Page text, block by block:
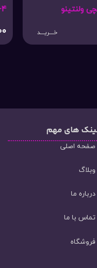
خـــریـــد
های مهم
صفحه اصلی
وبلاگ
درباره ما
تماس با ما
فروشگاه